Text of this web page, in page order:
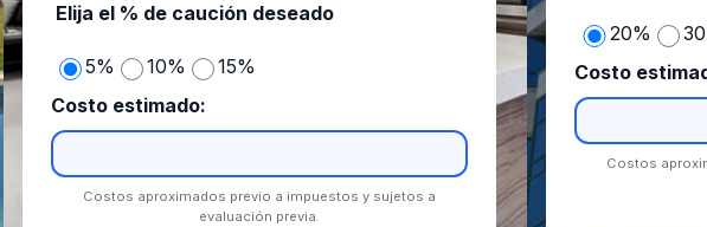
Elija el % de caución deseado
5% 10%
15%
Costo estimado:
Costos aproximados previo a impuestos y sujetos a
evaluación previa.
20%
Costo
Costos